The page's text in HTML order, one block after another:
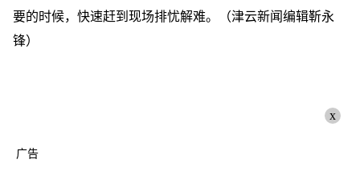
要的时候，快速赶到现场排忧解难。（津云新闻编辑靳永
锋）
x
广告